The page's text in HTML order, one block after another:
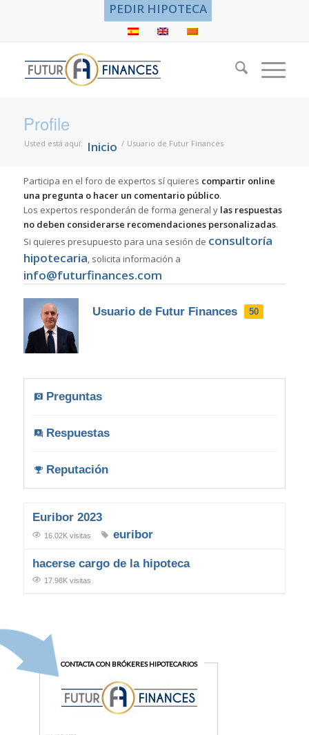
PEDIR HIPOTECA
Profile
Usted está aquí: Inicio / Usuario de Futur Finances
Participa en el foro de expertos sí quieres compartir online
una pregunta o hacer un comentario público.
Los expertos responderán de forma general y las respuestas
no deben considerarse recomendaciones personalizadas.
Si quieres presupuesto para una sesión de consultoría
hipotecaria, solicita información a
info@futurfinances.com
Usuario de Futur Finances 50
Preguntas
Respuestas
Reputación
Euribor 2023
16.02K visitas euribor
hacerse cargo de la hipoteca
17.98K visitas